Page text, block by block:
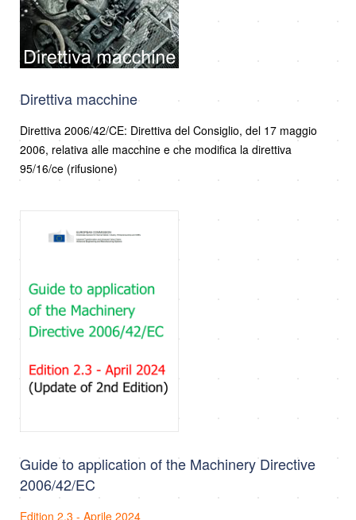
Direttiva macchine
Direttiva 2006/42/CE: Direttiva del Consiglio, del 17 maggio
2006, relativa alle macchine e che modifica la direttiva
95/16/ce (rifusione)
Guide to application of the Machinery Directive
2006/42/EC
Edition 2.3 - Aprile 2024